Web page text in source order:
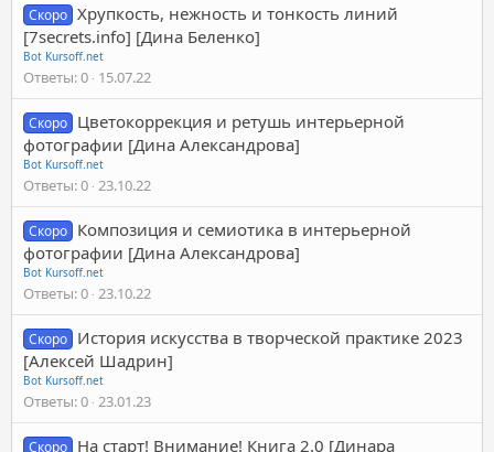
Скоро Хрупкость, нежность и тонкость линий
[7secrets.info] [Дина Беленко]
Bot Kursoff.net
Ответы 0 15.07.22
Скоро Цветокоррекция и ретушь интерьерной
фотографии [Дина Александрова]
Bot Kursoff.net
Ответы 0 23.10.22
Скоро Композиция и семиотика в интерьерной
фотографии [Дина Александрова]
Bot Kursoff.net
Ответы 0 23.10.22
Скоро История искусства в творческой практике 2023
[Алексей Шадрин]
Bot Kursoff.net
Ответы 0 23.01.23
Скоро На старт! Внимание! Книга 2.0 [Динара